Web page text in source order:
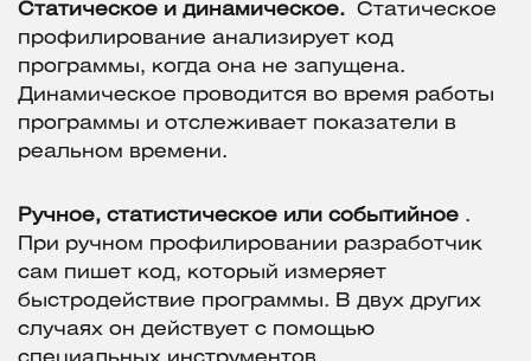
Статическое и динамическое.
Статическое
профилирование анализирует код
программы, когда она не запущена.
Динамическое проводится во время работы
программы и отслеживает показатели в
реальном времени.
Ручное, статистическое или событийное .
При ручном профилировании разработчик
сам пишет код, который измеряет
быстродействие программы. В двух других
случаях он действует с помощью